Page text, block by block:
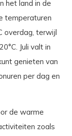
het land in de
temperaturen
overdag, terwijl
Juli valt in
genieten van
per dag en
de warme
zoals